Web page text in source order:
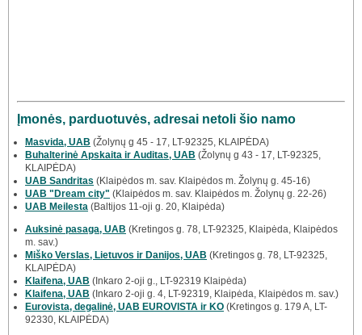
Įmonės, parduotuvės, adresai netoli šio namo
Masvida, UAB (Žolynų g 45 - 17, LT-92325, KLAIPĖDA)
Buhalterinė Apskaita ir Auditas, UAB (Žolynų g 43 - 17, LT-92325,
KLAIPĖDA)
UAB Sandritas (Klaipėdos m. sav. Klaipėdos m. Žolynų g. 45-16)
UAB "Dream city" (Klaipėdos m. sav. Klaipėdos m. Žolynų g. 22-26)
UAB Meilesta (Baltijos 11-oji g. 20, Klaipėda)
Auksinė pasaga, UAB (Kretingos g. 78, LT-92325, Klaipėda, Klaipėdos
m. sav.)
Miško Verslas, Lietuvos ir Danijos, UAB (Kretingos g. 78, LT-92325,
KLAIPĖDA)
Klaifena, UAB (Inkaro 2-oji g., LT-92319 Klaipėda)
Klaifena, UAB (Inkaro 2-oji g. 4, LT-92319, Klaipėda, Klaipėdos m. sav.)
Eurovista, degalinė, UAB EUROVISTA ir KO (Kretingos g. 179 A, LT-
92330, KLAIPĖDA)